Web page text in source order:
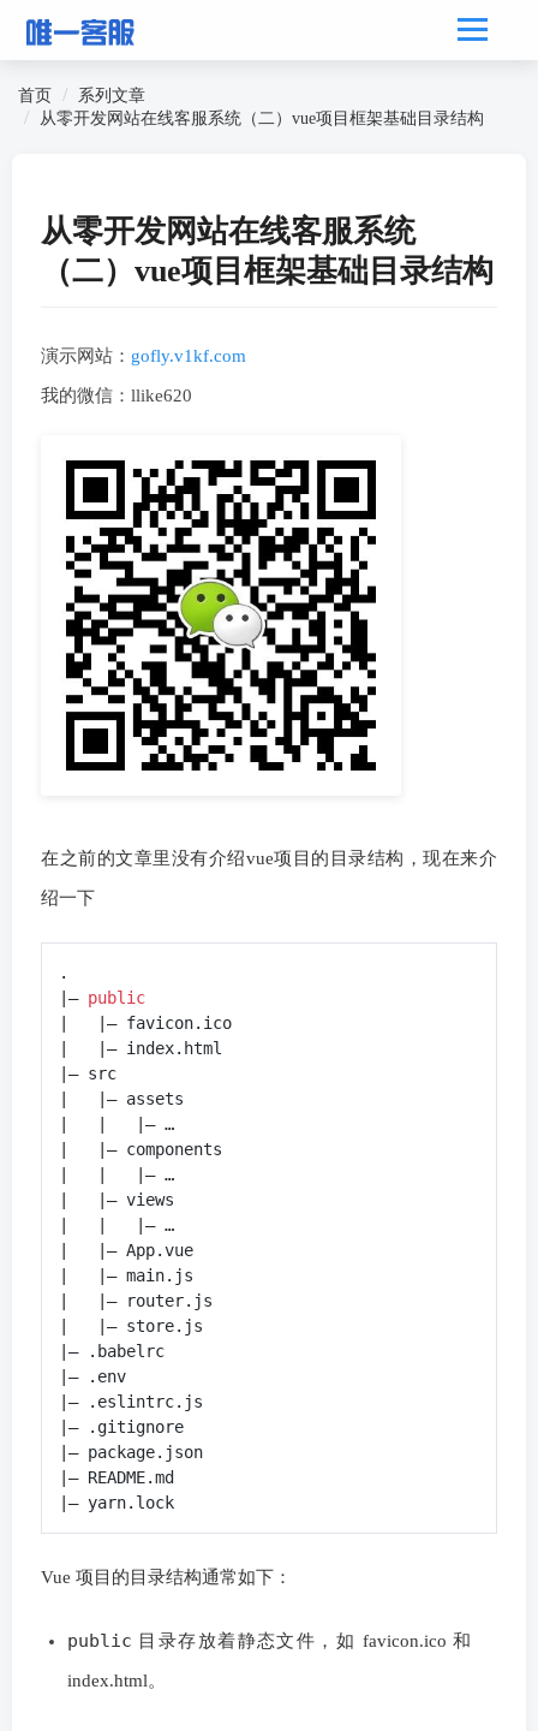
首页
系列文章
从零开发网站在线客服系统（二）vue项目框架基础目录结构
从零开发网站在线客服系统
（二）vue项目框架基础目录结构
演示网站： gofly.v1kf.com
我的微信：llike620
在之前的文章里没有介绍vue项目的目录结构，现在来介
绍一下
.
|– public
|   |– favicon.ico
|   |– index.html
|– src
|   |– assets
|   |   |– …
|   |– components
|   |   |– …
|   |– views
|   |   |– …
|   |– App.vue
|   |– main.js
|   |– router.js
|   |– store.js
|– .babelrc
|– .env
|– .eslintrc.js
|– .gitignore
|– package.json
|– README.md
|– yarn.lock
Vue 项目的目录结构通常如下：
public 目录存放着静态文件，如 favicon.ico 和
index.html。